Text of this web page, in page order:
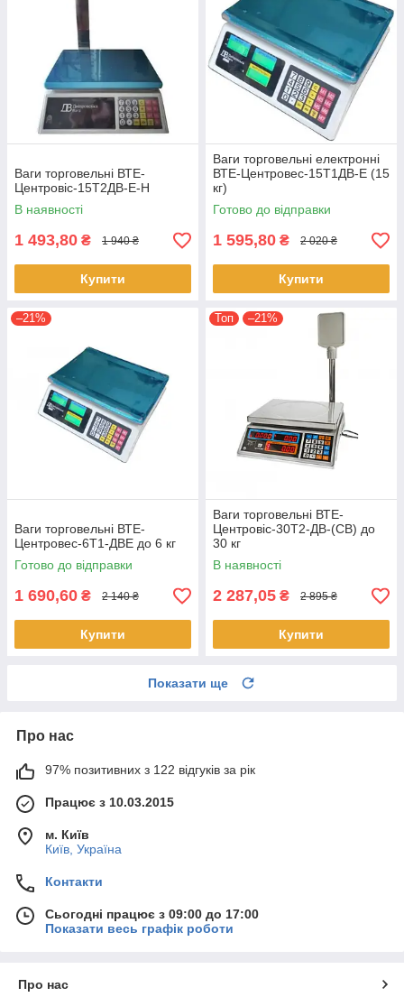
Ваги торговельні ВТЕ-
Центровіс-15Т2ДВ-Е-Н
В наявності
1 493,80 ₴ 1 940 ₴
Купити
Ваги торговельні електронні
ВТЕ-Центровес-15Т1ДВ-Е (15
кг)
Готово до відправки
1 595,80 ₴ 2 020 ₴
Купити
–21%
Ваги торговельні ВТЕ-
Центровес-6Т1-ДВЕ до 6 кг
Готово до відправки
1 690,60 ₴ 2 140 ₴
Купити
Топ –21%
Ваги торговельні ВТЕ-
Центровіс-30Т2-ДВ-(СВ) до
30 кг
В наявності
2 287,05 ₴ 2 895 ₴
Купити
Показати ще
Про нас
97% позитивних з 122 відгуків за рік
Працює з 10.03.2015
м. Київ
Київ, Україна
Контакти
Сьогодні працює з 09:00 до 17:00
Показати весь графік роботи
Про нас